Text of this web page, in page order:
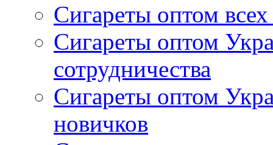
Сигареты оптом
Сигареты оптом
сотрудничества
Сигареты оптом
новичков